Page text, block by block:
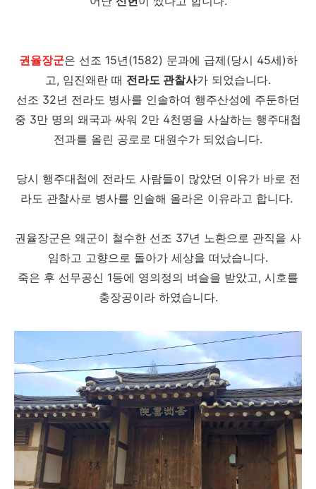
권율장군은 선조 15년(1582) 문과에 급제(당시 45세)하
고, 임진왜란 때 전라도 관찰사가 되었습니다.
선조 32년 전라도 병사를 인솔하여 행주산성에 주둔하던
중 3만 명의 왜국과 싸워 2만 4천명을 사살하는 행주대첩
전과를 올린 공로로 대원수가 되었습니다.
당시 행주대첩에 전라도 사람들이 많았던 이유가 바로 전
라도 관찰사로 병사를 인솔해 올라온 이유라고 합니다.
권율장군은 왜군이 철수한 선조 37년 노환으로 관직을 사
임하고 고향으로 돌아가 세상을 떠났습니다.
죽은 후 선무공신 1등에 영의정의 벼슬을 받았고, 시호를
충장공이라 하였습니다.